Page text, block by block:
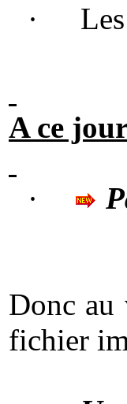
·
A ce
·
Donc au
fichier